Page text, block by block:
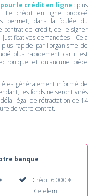
le crédit en ligne : plus
Le crédit en ligne proposé
permet, dans la foulée du
de crédit, de le signer
demandées ! Cela
rapide par l'organisme de
plus rapidement car il est
et qu'aucune pièce
généralement informé de
les fonds ne seront virés
légal de rétractation de 14
de votre contrat.
banque
Crédit 6 000 €
Cetelem